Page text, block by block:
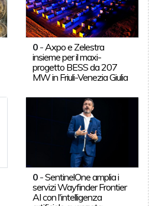
0 - Axpo e Zelestra
insieme per il maxi-
progetto BESS da 207
MW in Friuli-Venezia Giulia
0 -SentinelOne amplia i
servizi Wayfinder Frontier
AI con l'intelligenza